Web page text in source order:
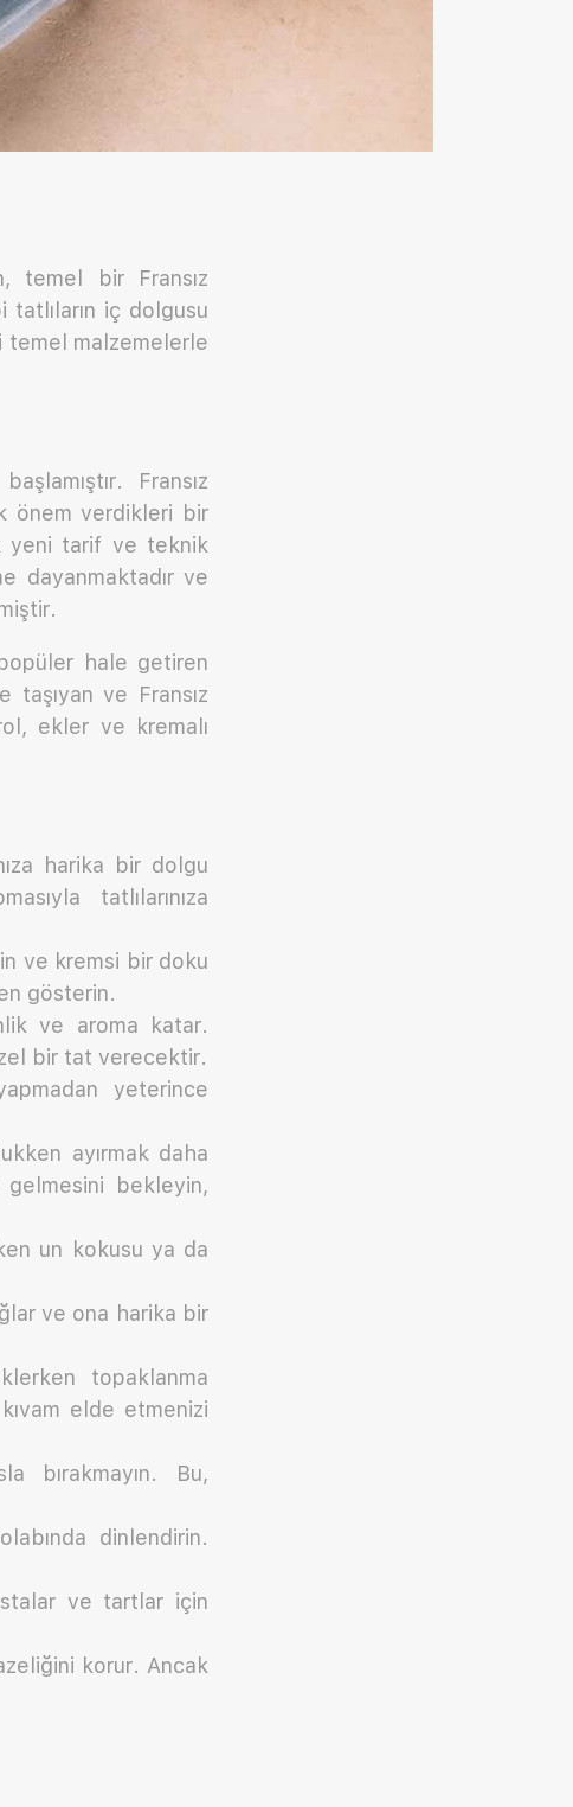
temel bir Fransız
iç dolgusu
temel malzemelerle
Fransız
önem verdikleri bir
yeni tarif ve teknik
dayanmaktadır ve
hale getiren
ve Fransız
ekler ve kremalı
harika bir dolgu
tatlılarınıza
ve kremsi bir doku
gösterin.
ve aroma katar.
bir tat verecektir.
yeterince
ayırmak daha
gelmesini bekleyin,
un kokusu ya da
ve ona harika bir
topaklanma
elde etmenizi
bırakmayın. Bu,
dinlendirin.
ve tartlar için
korur. Ancak